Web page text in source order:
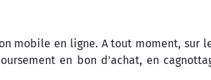
en ligne. A tout moment, sur
en bon d'achat, en